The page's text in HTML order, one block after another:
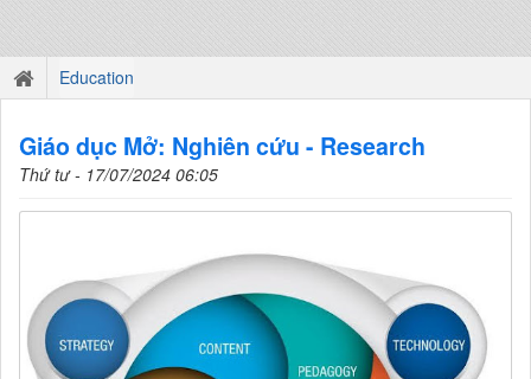
Education
Giáo dục Mở: Nghiên cứu - Research
Thứ tư - 17/07/2024 06:05